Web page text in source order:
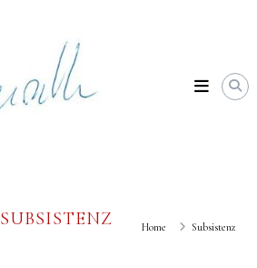
SUBSISTENZ Home Subsistenz